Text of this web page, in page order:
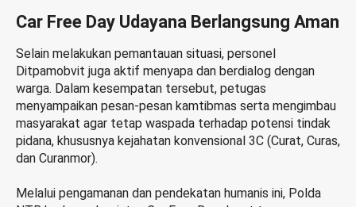
Car Free Day Udayana Berlangsung Aman
Selain melakukan pemantauan situasi, personel
Ditpamobvit juga aktif menyapa dan berdialog dengan
warga. Dalam kesempatan tersebut, petugas
menyampaikan pesan-pesan kamtibmas serta mengimbau
masyarakat agar tetap waspada terhadap potensi tindak
pidana, khususnya kejahatan konvensional 3C (Curat, Curas,
dan Curanmor).
Melalui pengamanan dan pendekatan humanis ini, Polda